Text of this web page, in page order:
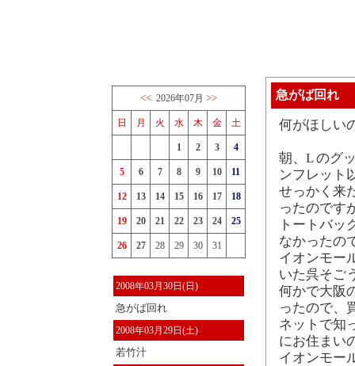
<< 2026年07月 >>
日 月 火 水 木 金 土
1 2 3 4
5 6 7 8 9 10 11
12 13 14 15 16 17 18
19 20 21 22 23 24 25
26 27 28 29 30 31
2008年03月30日(日)
急がば回れ
2008年03月29日(土)
若竹汁
急がば回れ
何がほしい
朝、L のグ
ンフレット
せっかく来
ったのです
トートバッ
なかったの
イオンモー
いた呉そご
何かで大阪
ったので、
ネットで知
にお住まい
イオンモー